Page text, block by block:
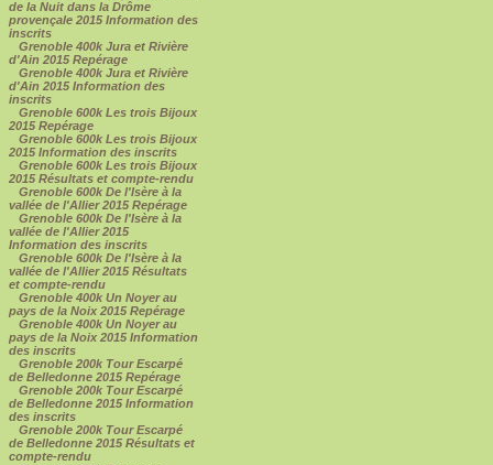
de la Nuit dans la Drôme
provençale 2015 Information des
inscrits
Grenoble 400k Jura et Rivière
d'Ain 2015 Repérage
Grenoble 400k Jura et Rivière
d'Ain 2015 Information des
inscrits
Grenoble 600k Les trois Bijoux
2015 Repérage
Grenoble 600k Les trois Bijoux
2015 Information des inscrits
Grenoble 600k Les trois Bijoux
2015 Résultats et compte-rendu
Grenoble 600k De l'Isère à la
vallée de l'Allier 2015 Repérage
Grenoble 600k De l'Isère à la
vallée de l'Allier 2015
Information des inscrits
Grenoble 600k De l'Isère à la
vallée de l'Allier 2015 Résultats
et compte-rendu
Grenoble 400k Un Noyer au
pays de la Noix 2015 Repérage
Grenoble 400k Un Noyer au
pays de la Noix 2015 Information
des inscrits
Grenoble 200k Tour Escarpé
de Belledonne 2015 Repérage
Grenoble 200k Tour Escarpé
de Belledonne 2015 Information
des inscrits
Grenoble 200k Tour Escarpé
de Belledonne 2015 Résultats et
compte-rendu